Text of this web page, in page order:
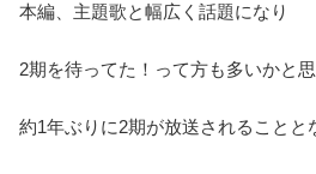
本編、主題歌と幅広く話題になり
2期を待ってた！って方も多いかと
約1年ぶりに2期が放送されることと